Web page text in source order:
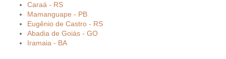
Caraá - RS
Mamanguape - PB
Eugênio de Castro - RS
Abadia de Goiás - GO
Iramaia - BA